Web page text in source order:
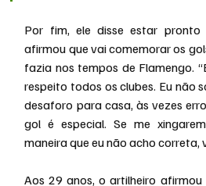
Por fim, ele disse estar
afirmou que vai comemorar os
fazia nos tempos de Flamengo.
respeito todos os clubes. Eu não
desaforo para casa, às vezes
gol é especial. Se me
maneira que eu não acho correta,
Aos 29 anos, o artilheiro